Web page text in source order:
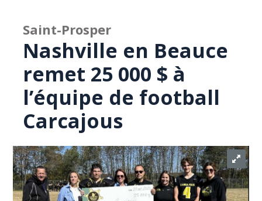
Saint-Prosper
Nashville en Beauce
remet 25 000 $ à
l’équipe de football
Carcajous